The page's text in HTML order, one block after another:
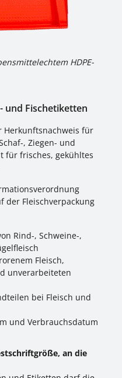
HDPE-
und Fischetiketten
Herkunftsnachweis für
, Ziegen- und
für frisches, gekühltes
der Fleischverpackung
Rind-, Schweine-,
Fleisch,
unverarbeiteten
bei Fleisch und
und Verbrauchsdatum
an die